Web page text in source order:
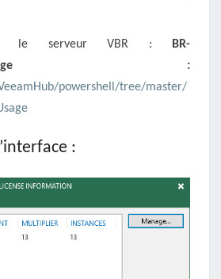
le serveur VBR :
BR-
:
powershell/tree/master/
: